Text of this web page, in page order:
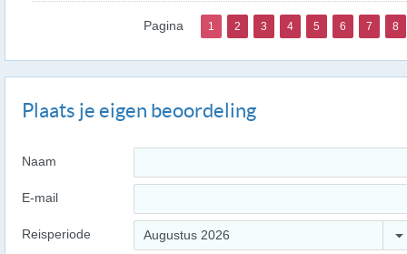
Pagina 1 2 3 4 5 6 7 8
Plaats je eigen beoordeling
Naam
E-mail
Reisperiode Augustus 2026